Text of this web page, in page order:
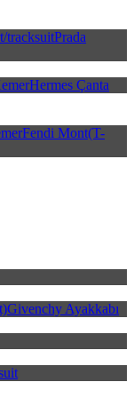
tracksuitPrada
Hermes Çanta
Fendi Mont(T-
Givenchy Ayakkabı